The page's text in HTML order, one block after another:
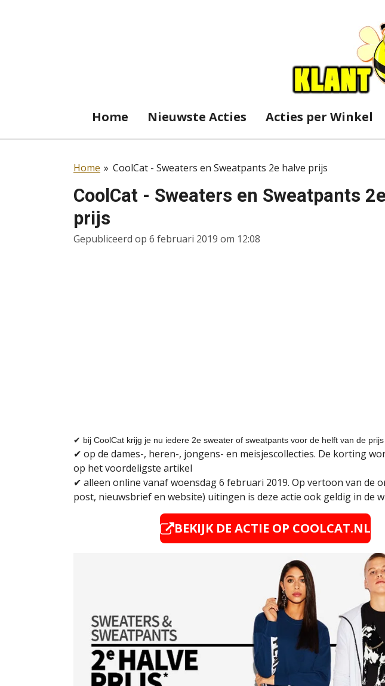
Home Nieuwste Acties Acties per Winkel
Home » CoolCat - Sweaters en Sweatpants 2e halve prijs
CoolCat - Sweaters en Sweatpants
prijs
Gepubliceerd op 6 februari 2019 om 12:08
✔ bij CoolCat krijg je nu iedere 2e sweater of sweatpants voor de helft van de prijs
✔ op de dames-, heren-, jongens- en meisjescollecties. De korting
op het voordeligste artikel
✔ alleen online vanaf woensdag 6 februari 2019. Op vertoon van de
post, nieuwsbrief en website) uitingen is deze actie ook geldig in de
BEKIJK DE ACTIE OP COOLCAT.NL